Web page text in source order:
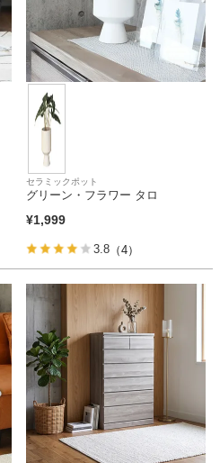
セラミックポット
グリーン・フラワー タロ
¥1,999
3.8 （4）